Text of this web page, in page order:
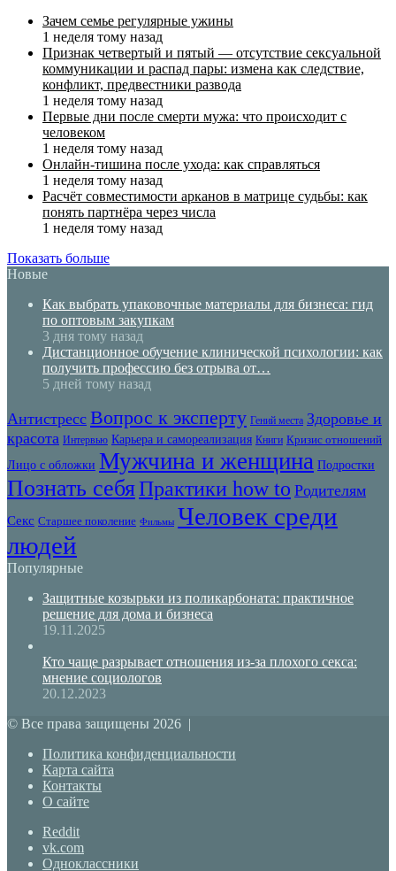
Зачем семье регулярные ужины
1 неделя тому назад
Признак четвертый и пятый — отсутствие сексуальной
коммуникации и распад пары: измена как следствие,
конфликт, предвестники развода
1 неделя тому назад
Первые дни после смерти мужа: что происходит с
человеком
1 неделя тому назад
Онлайн-тишина после ухода: как справляться
1 неделя тому назад
Расчёт совместимости арканов в матрице судьбы: как
понять партнёра через числа
1 неделя тому назад
Показать больше
Новые
Как выбрать упаковочные материалы для бизнеса: гид
по оптовым закупкам
3 дня тому назад
Дистанционное обучение клинической психологии: как
получить профессию без отрыва от…
5 дней тому назад
Антистресс Вопрос к эксперту Гений места Здоровье и
красота Интервью Карьера и самореализация Книги Кризис отношений
Лицо с обложки Мужчина и женщина Подростки
Познать себяПрактики how to Родителям
Секс Старшее поколение Фильмы Человек среди
людей
Популярные
Защитные козырьки из поликарбоната: практичное
решение для дома и бизнеса
19.11.2025
Кто чаще разрывает отношения из-за плохого секса:
мнение социологов
20.12.2023
© Все права защищены 2026 |
Политика конфиденциальности
Карта сайта
Контакты
О сайте
Reddit
vk.com
Одноклассники